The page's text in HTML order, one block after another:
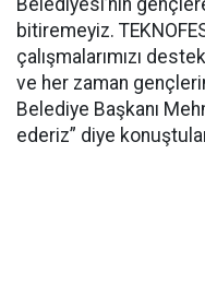
Belediyesi’nin
bitiremeyiz.
çalışmalarımızı
ve her zaman
Belediye Başkanı
ederiz” diye